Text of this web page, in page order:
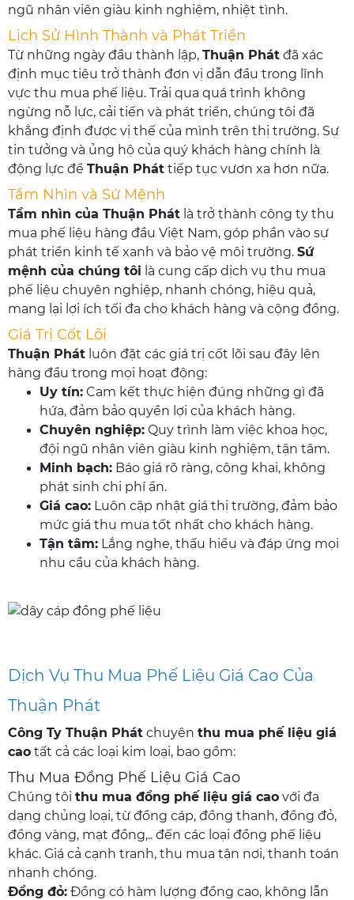
ngũ nhân viên giàu kinh nghiệm, nhiệt tình.
Lịch Sử Hình Thành và Phát Triển
Từ những ngày đầu thành lập, Thuận Phát đã xác
định mục tiêu trở thành đơn vị dẫn đầu trong lĩnh
vực thu mua phế liệu. Trải qua quá trình không
ngừng nỗ lực, cải tiến và phát triển, chúng tôi đã
khẳng định được vị thế của mình trên thị trường. Sự
tin tưởng và ủng hộ của quý khách hàng chính là
động lực để Thuận Phát tiếp tục vươn xa hơn nữa.
Tầm Nhìn và Sứ Mệnh
Tầm nhìn của Thuận Phát là trở thành công ty thu
mua phế liệu hàng đầu Việt Nam, góp phần vào sự
phát triển kinh tế xanh và bảo vệ môi trường. Sứ
mệnh của chúng tôi là cung cấp dịch vụ thu mua
phế liệu chuyên nghiệp, nhanh chóng, hiệu quả,
mang lại lợi ích tối đa cho khách hàng và cộng đồng.
Giá Trị Cốt Lõi
Thuận Phát luôn đặt các giá trị cốt lõi sau đây lên
hàng đầu trong mọi hoạt động:
Uy tín: Cam kết thực hiện đúng những gì đã
hứa, đảm bảo quyền lợi của khách hàng.
Chuyên nghiệp: Quy trình làm việc khoa học,
đội ngũ nhân viên giàu kinh nghiệm, tận tâm.
Minh bạch: Báo giá rõ ràng, công khai, không
phát sinh chi phí ẩn.
Giá cao: Luôn cập nhật giá thị trường, đảm bảo
mức giá thu mua tốt nhất cho khách hàng.
Tận tâm: Lắng nghe, thấu hiểu và đáp ứng mọi
nhu cầu của khách hàng.
Dịch Vụ Thu Mua Phế Liệu Giá Cao Của
Thuận Phát
Công Ty Thuận Phát chuyên thu mua phế liệu giá
cao tất cả các loại kim loại, bao gồm:
Thu Mua Đồng Phế Liệu Giá Cao
Chúng tôi thu mua đồng phế liệu giá cao với đa
dạng chủng loại, từ đồng cáp, đồng thanh, đồng đỏ,
đồng vàng, mạt đồng,.. đến các loại đồng phế liệu
khác. Giá cả cạnh tranh, thu mua tận nơi, thanh toán
nhanh chóng.
Đồng đỏ: Đồng có hàm lượng đồng cao, không lẫn